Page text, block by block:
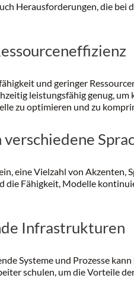
Herausforderungen, die
und geringer
leistungsfähig genug,
zu optimieren und zu
eine Vielzahl von
Fähigkeit, Modelle
Infrastrukturen
Systeme und Prozesse
schulen, um die Vorteile